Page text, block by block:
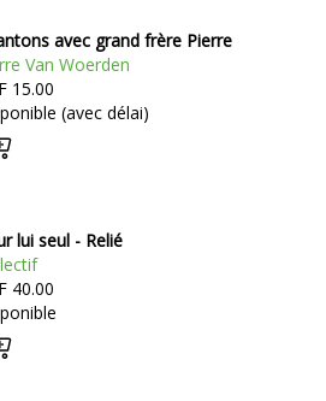
avec grand frère Pierre
Van Woerden
15.00
(avec délai)
lui seul - Relié
40.00